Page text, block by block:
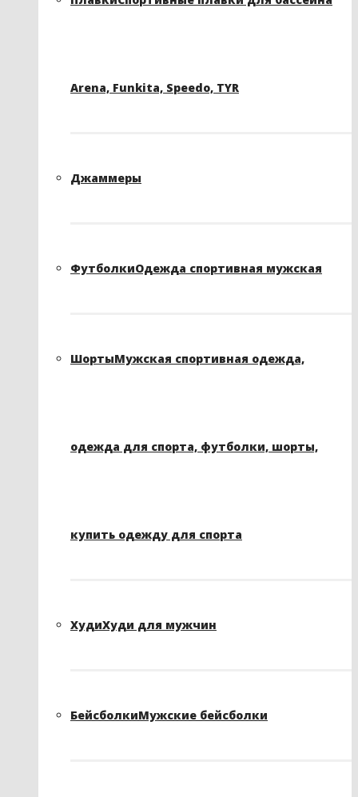
Arena, Funkita, Speedo, TYR
Джаммеры
ФутболкиОдежда спортивная мужская
ШортыМужская спортивная одежда,
одежда для спорта, футболки, шорты,
купить одежду для спорта
ХудиХуди для мужчин
БейсболкиМужские бейсболки